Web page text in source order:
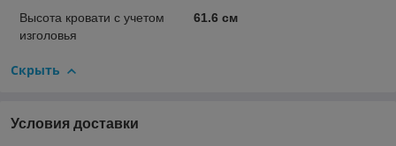
Высота кровати с учетом
изголовья
61.6 см
Скрыть
Условия доставки